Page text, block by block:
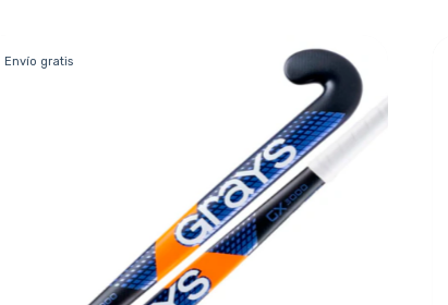
Envío gratis